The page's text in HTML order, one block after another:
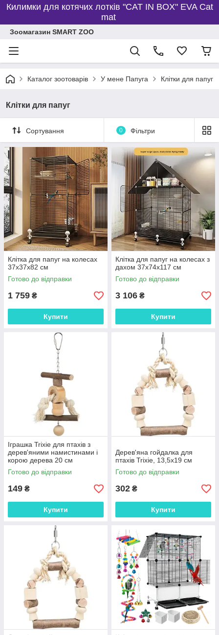
Килимки для котячих лотків "CAT IN BOX" EVA Cat
mat
Зоомагазин SMART ZOO
Каталог зоотоварів У мене Папуга Клітки для папуг
Клітки для папуг
Сортування 0 Фільтри
Клітка для папуг на колесах
37х37х82 см
Готово до відправки
1 759 ₴
Купити
Клітка для папуг на колесах з
дахом 37х74х117 см
Готово до відправки
3 106 ₴
Купити
Іграшка Trixie для птахів з
дерев'яними намистинами і
корою дерева 20 см
Готово до відправки
149 ₴
Купити
Дерев'яна гойдалка для
птахів Trixie, 13,5х19 см
Готово до відправки
302 ₴
Купити